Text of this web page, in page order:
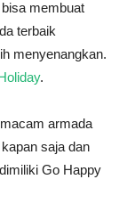
membuat
terbaik
menyenangkan.
.
armada
saja dan
Go Happy